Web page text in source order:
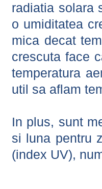
radiatia solara
o umiditatea
mica decat
crescuta face
temperatura
util sa aflam
In plus, sunt
si luna pentru
(index UV),